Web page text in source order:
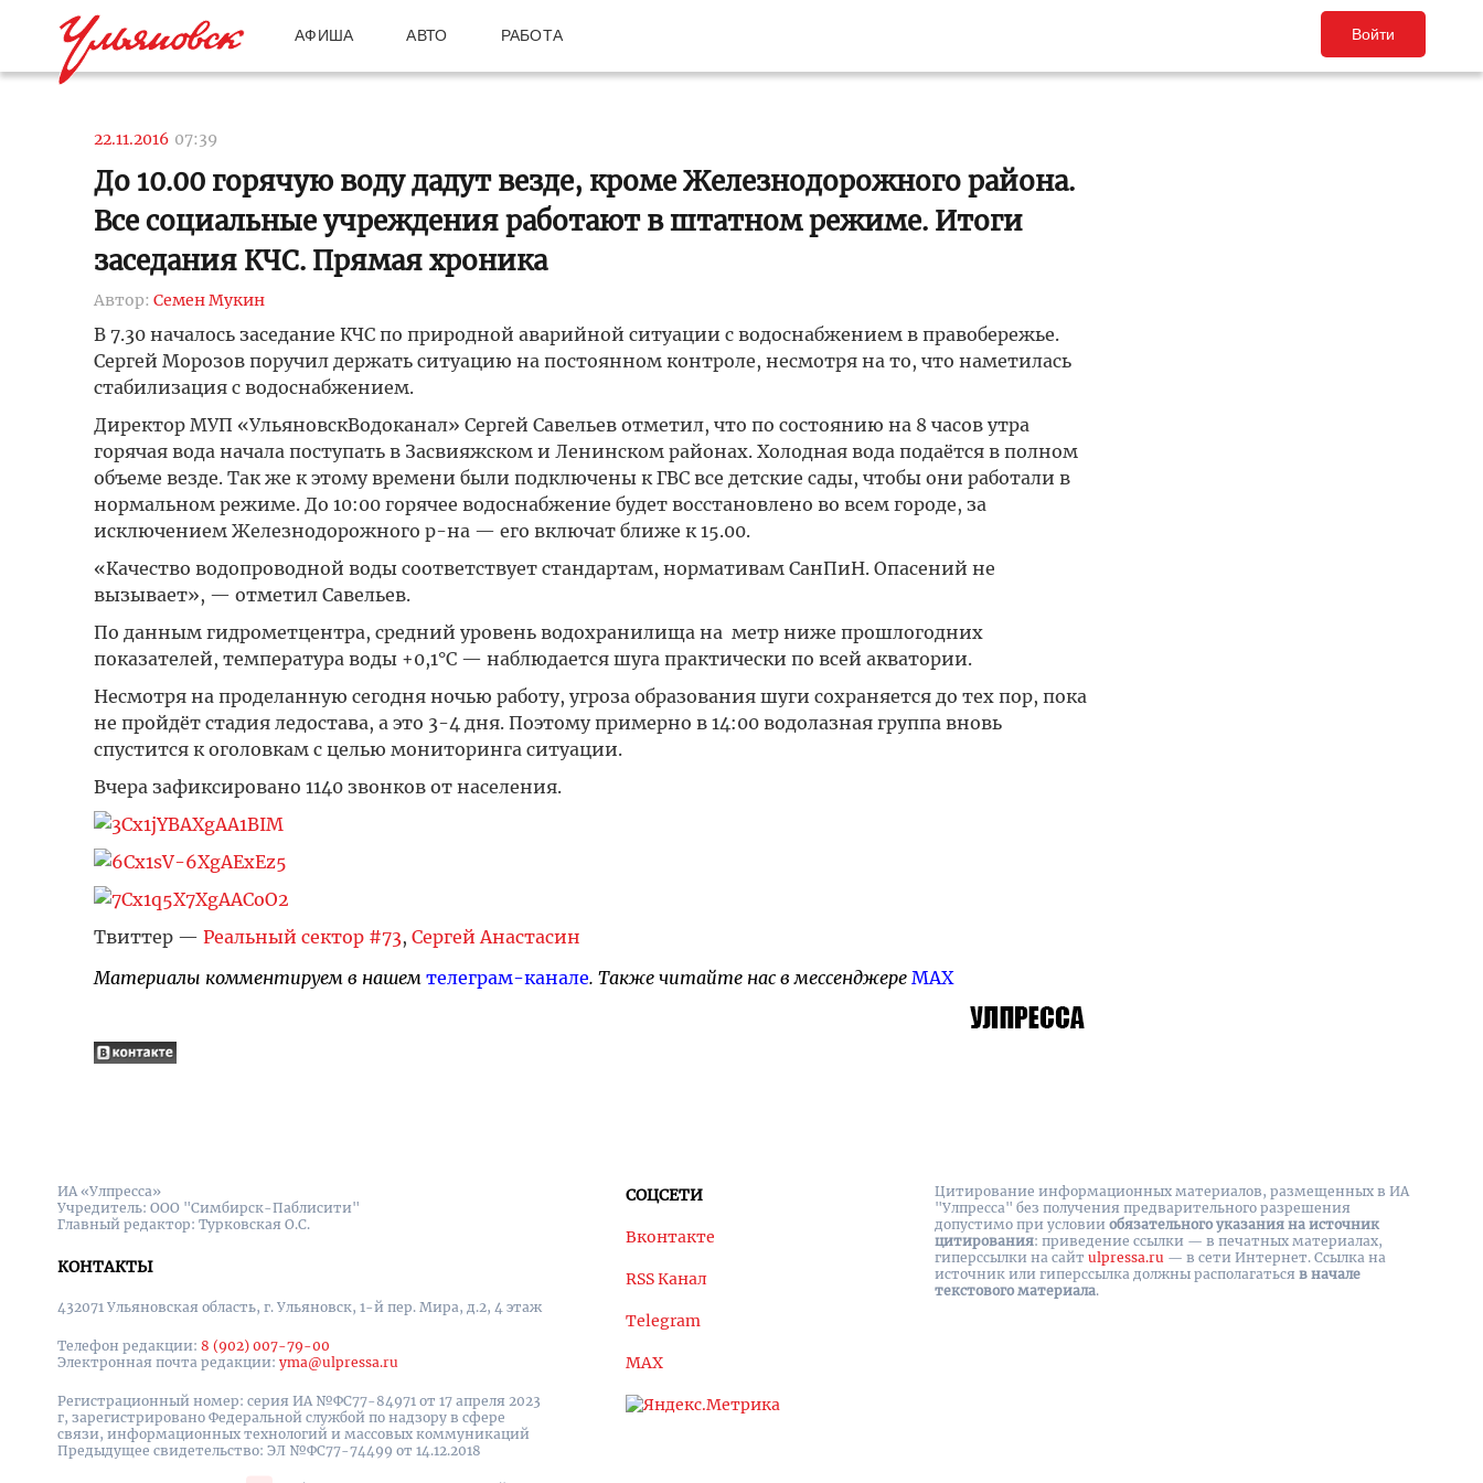
АФИША АВТО РАБОТА Войти
22.11.2016 07:39
До 10.00 горячую воду дадут везде, кроме Железнодорожного района.
Все социальные учреждения работают в штатном режиме. Итоги
заседания КЧС. Прямая хроника
Автор: Семен Мукин
В 7.30 началось заседание КЧС по природной аварийной ситуации с водоснабжением в правобережье.
Сергей Морозов поручил держать ситуацию на постоянном контроле, несмотря на то, что наметилась
стабилизация с водоснабжением.
Директор МУП «УльяновскВодоканал» Сергей Савельев отметил, что по состоянию на 8 часов утра
горячая вода начала поступать в Засвияжском и Ленинском районах. Холодная вода подаётся в полном
объеме везде. Так же к этому времени были подключены к ГВС все детские сады, чтобы они работали в
нормальном режиме. До 10:00 горячее водоснабжение будет восстановлено во всем городе, за
исключением Железнодорожного р-на — его включат ближе к 15.00.
«Качество водопроводной воды соответствует стандартам, нормативам СанПиН. Опасений не
вызывает», — отметил Савельев.
По данным гидрометцентра, средний уровень водохранилища на метр ниже прошлогодних
показателей, температура воды +0,1°С — наблюдается шуга практически по всей акватории.
Несмотря на проделанную сегодня ночью работу, угроза образования шуги сохраняется до тех пор, пока
не пройдёт стадия ледостава, а это 3-4 дня. Поэтому примерно в 14:00 водолазная группа вновь
спустится к оголовкам с целью мониторинга ситуации.
Вчера зафиксировано 1140 звонков от населения.
Твиттер — Реальный сектор #73, Сергей Анастасин
Материалы комментируем в нашем телеграм-канале. Также читайте нас в мессенджере MAX
ИА «Улпресса»
Учредитель: ООО "Симбирск-Паблисити"
Главный редактор: Турковская О.С.
КОНТАКТЫ
432071 Ульяновская область, г. Ульяновск, 1-й пер. Мира, д.2, 4 этаж
Телефон редакции: 8 (902) 007-79-00
Электронная почта редакции: yma@ulpressa.ru
Регистрационный номер: серия ИА №ФС77-84971 от 17 апреля 2023
г, зарегистрировано Федеральной службой по надзору в сфере
связи, информационных технологий и массовых коммуникаций
Предыдущее свидетельство: ЭЛ №ФС77-74499 от 14.12.2018
СОЦСЕТИ
Вконтакте
RSS Канал
Telegram
MAX
Цитирование информационных материалов, размещенных в ИА
"Улпресса" без получения предварительного разрешения
допустимо при условии обязательного указания на источник
цитирования: приведение ссылки — в печатных материалах,
гиперссылки на cайт ulpressa.ru — в сети Интернет. Ссылка на
источник или гиперссылка должны располагаться в начале
текстового материала.